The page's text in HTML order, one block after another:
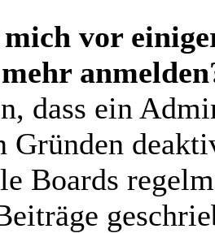
mich vor
dass ein
Gründen
Boards